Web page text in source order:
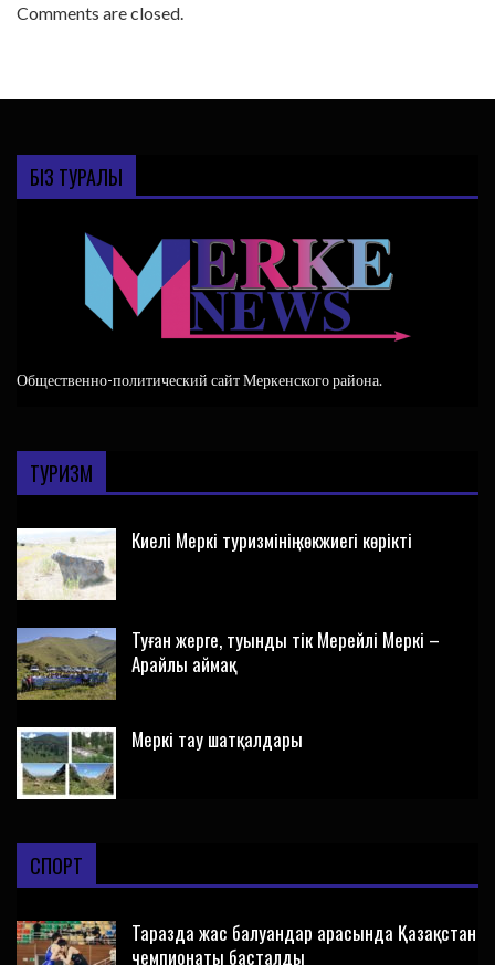
Comments are closed.
БІЗ ТУРАЛЫ
Общественно-политический сайт Меркенского района.
ТУРИЗМ
Киелі Меркі туризмінің көкжиегі көрікті
Туған жерге, туынды тік Мерейлі Меркі –
Арайлы аймақ
Меркі тау шатқалдары
СПОРТ
Таразда жас балуандар арасында Қазақстан
чемпионаты басталды